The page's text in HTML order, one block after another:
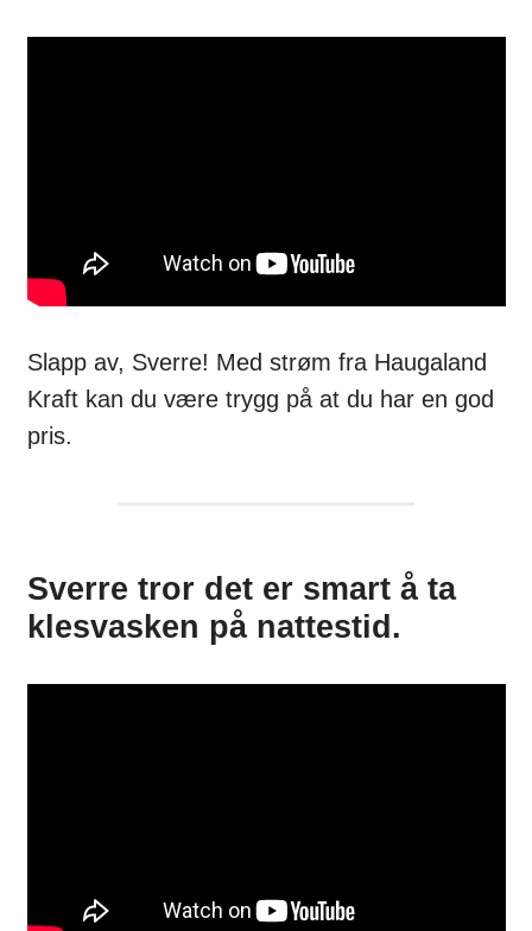
Slapp av, Sverre! Med strøm fra Haugaland
Kraft kan du være trygg på at du har en god
pris.
Sverre tror det er smart å ta
klesvasken på nattestid.